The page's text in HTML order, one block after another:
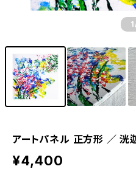
1
アートパネル 正方形 ／ 洸
¥4,400